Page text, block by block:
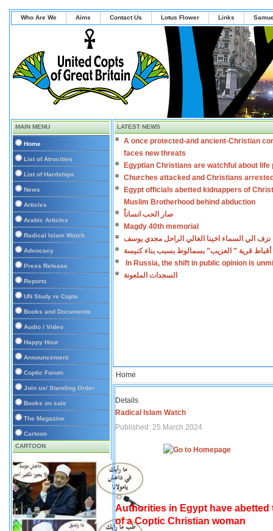
Who Are We Aims Contact Us Lotus Flower Links
MAIN MENU
Home
List of Atrocities
List of Hardships
News
Articles
Arabic Articles
Radical Islam Watch
Advocacy
Press Release
Reports
UN Study re Copts
Books and Documents
Audio / Video
Happy Hour
Announcement
Coptic Forum
Join us/ Standing Order
Books on sale
The Magazine
Cartoon
CARTOON
LATEST NEWS
A once protected-and ancient-Christian
faces new threats
Egyptian Christians are watchful about life
Churches attacked and Christians
Egypt officials abetted kidnappers of
Muslim Brotherhood behind abduction
صار الحب انساناً
Magdy 40th memorial
نزف الي السماء اخينا الغالي الراحل مجدي يوسف
أقباط قرية ” العزيب” بسمالوط بسبب بناء كنيسة
In Russia, the shift in public opinion is
السجدات الملعونة
Home
Details
Radical Islam Watch
Published: 25 March 2024
Authorities in Egypt have
of a Coptic Christian woman